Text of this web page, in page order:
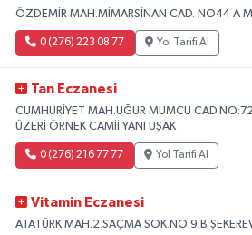
ÖZDEMİR MAH.MİMARSİNAN CAD. NO44 A
0 (276) 223 08 77 Yol Tarifi Al
Tan Eczanesi
CUMHURİYET MAH.UĞUR MUMCU CAD.NO:72
ÜZERİ ÖRNEK CAMİİ YANI UŞAK
0 (276) 216 77 77 Yol Tarifi Al
Vitamin Eczanesi
ATATÜRK MAH.2.SAÇMA SOK.NO:9 B